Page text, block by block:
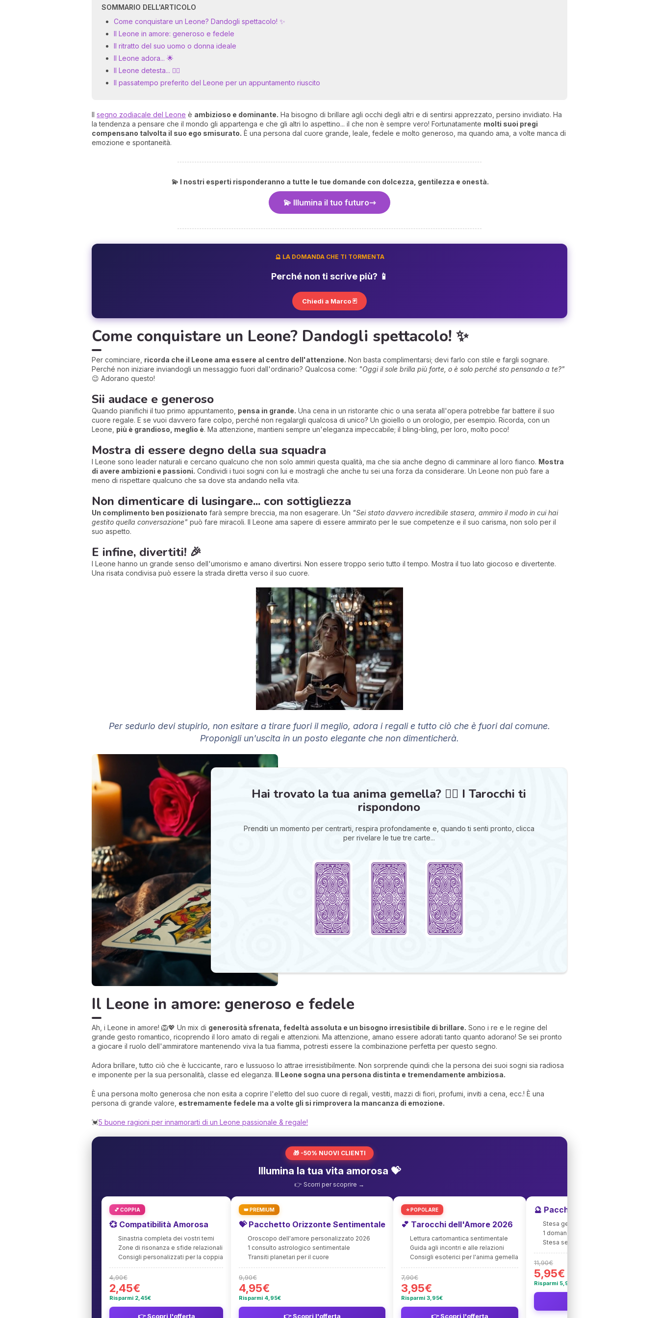
SOMMARIO DELL'ARTICOLO
Come conquistare un Leone? Dandogli spettacolo! ✨
Il Leone in amore: generoso e fedele
Il ritratto del suo uomo o donna ideale
Il Leone adora... 🌟
Il Leone detesta... 🙅‍♂️
Il passatempo preferito del Leone per un appuntamento riuscito
Il segno zodiacale del Leone è ambizioso e dominante. Ha bisogno di brillare agli occhi degli altri e di sentirsi apprezzato, persino invidiato. Ha
la tendenza a pensare che il mondo gli appartenga e che gli altri lo aspettino... il che non è sempre vero! Fortunatamente molti suoi pregi
compensano talvolta il suo ego smisurato. È una persona dal cuore grande, leale, fedele e molto generoso, ma quando ama, a volte manca di
emozione e spontaneità.
💫 I nostri esperti risponderanno a tutte le tue domande con dolcezza, gentilezza e onestà.
💫 Illumina il tuo futuro
🔮 LA DOMANDA CHE TI TORMENTA
Perché non ti scrive più? 📱
Chiedi a Marco 🃏
Come conquistare un Leone? Dandogli spettacolo! ✨
Per cominciare, ricorda che il Leone ama essere al centro dell'attenzione. Non basta complimentarsi; devi farlo con stile e fargli sognare.
Perché non iniziare inviandogli un messaggio fuori dall'ordinario? Qualcosa come: "Oggi il sole brilla più forte, o è solo perché sto pensando a te?"
😉 Adorano questo!
Sii audace e generoso
Quando pianifichi il tuo primo appuntamento, pensa in grande. Una cena in un ristorante chic o una serata all'opera potrebbe far battere il suo
cuore regale. E se vuoi davvero fare colpo, perché non regalargli qualcosa di unico? Un gioiello o un orologio, per esempio. Ricorda, con un
Leone, più è grandioso, meglio è. Ma attenzione, mantieni sempre un'eleganza impeccabile; il bling-bling, per loro, molto poco!
Mostra di essere degno della sua squadra
I Leone sono leader naturali e cercano qualcuno che non solo ammiri questa qualità, ma che sia anche degno di camminare al loro fianco. Mostra
di avere ambizioni e passioni. Condividi i tuoi sogni con lui e mostragli che anche tu sei una forza da considerare. Un Leone non può fare a
meno di rispettare qualcuno che sa dove sta andando nella vita.
Non dimenticare di lusingare... con sottigliezza
Un complimento ben posizionato farà sempre breccia, ma non esagerare. Un "Sei stato davvero incredibile stasera, ammiro il modo in cui hai
gestito quella conversazione" può fare miracoli. Il Leone ama sapere di essere ammirato per le sue competenze e il suo carisma, non solo per il
suo aspetto.
E infine, divertiti! 🎉
I Leone hanno un grande senso dell'umorismo e amano divertirsi. Non essere troppo serio tutto il tempo. Mostra il tuo lato giocoso e divertente.
Una risata condivisa può essere la strada diretta verso il suo cuore.
Per sedurlo devi stupirlo, non esitare a tirare fuori il meglio, adora i regali e tutto ciò che è fuori dal comune.
Proponigli un'uscita in un posto elegante che non dimenticherà.
Hai trovato la tua anima gemella? ❤️‍🔥 I Tarocchi ti
rispondono
Prenditi un momento per centrarti, respira profondamente e, quando ti senti pronto, clicca
per rivelare le tue tre carte...
Il Leone in amore: generoso e fedele
Ah, i Leone in amore! 🦁💖 Un mix di generosità sfrenata, fedeltà assoluta e un bisogno irresistibile di brillare. Sono i re e le regine del
grande gesto romantico, ricoprendo il loro amato di regali e attenzioni. Ma attenzione, amano essere adorati tanto quanto adorano! Se sei pronto
a giocare il ruolo dell'ammiratore mantenendo viva la tua fiamma, potresti essere la combinazione perfetta per questo segno.
Adora brillare, tutto ciò che è luccicante, raro e lussuoso lo attrae irresistibilmente. Non sorprende quindi che la persona dei suoi sogni sia radiosa
e imponente per la sua personalità, classe ed eleganza. Il Leone sogna una persona distinta e tremendamente ambiziosa.
È una persona molto generosa che non esita a coprire l'eletto del suo cuore di regali, vestiti, mazzi di fiori, profumi, inviti a cena, ecc.! È una
persona di grande valore, estremamente fedele ma a volte gli si rimprovera la mancanza di emozione.
💓5 buone ragioni per innamorarti di un Leone passionale & regale!
🎁 -50% NUOVI CLIENTI
Illumina la tua vita amorosa 💝
👉 Scorri per scoprire →
💕 COPPIA
💞 Compatibilità Amorosa
Sinastria completa dei vostri temi
Zone di risonanza e sfide relazionali
Consigli personalizzati per la coppia
4,90€
2,45€
Risparmi 2,45€
👉 Scopri l'offerta
👑 PREMIUM
💝 Pacchetto Orizzonte Sentimentale
Oroscopo dell'amore personalizzato 2026
1 consulto astrologico sentimentale
Transiti planetari per il cuore
9,90€
4,95€
Risparmi 4,95€
👉 Scopri l'offerta
⭐ POPOLARE
💕 Tarocchi dell'Amore 2026
Lettura cartomantica sentimentale
Guida agli incontri e alle relazioni
Consigli esoterici per l'anima gemella
7,90€
3,95€
Risparmi 3,95€
👉 Scopri l'offerta
🔮 Pacchetto Tarocchi + Amore
Stesa generale approfondita 2026
1 domanda personalizzata d'amore
Stesa sentimentale in omaggio 💝
11,90€
5,95€
Risparmi 5,95€